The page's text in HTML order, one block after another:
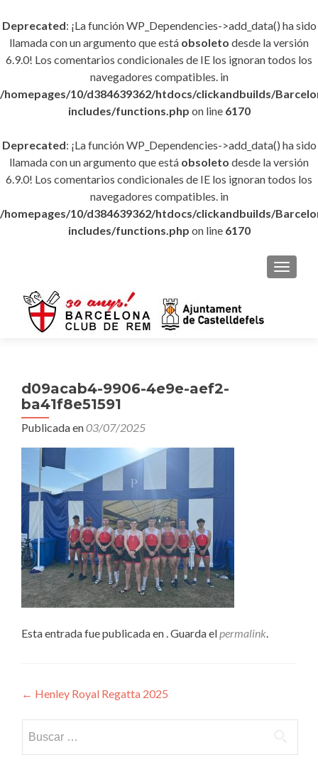
Deprecated: ¡La función WP_Dependencies->add_data() ha sido
llamada con un argumento que está obsoleto desde la versión
6.9.0! Los comentarios condicionales de IE los ignoran todos los
navegadores compatibles. in
/homepages/10/d384639362/htdocs/clickandbuilds/
includes/functions.php on line 6170
Deprecated: ¡La función WP_Dependencies->add_data() ha sido
llamada con un argumento que está obsoleto desde la versión
6.9.0! Los comentarios condicionales de IE los ignoran todos los
navegadores compatibles. in
/homepages/10/d384639362/htdocs/clickandbuilds/
includes/functions.php on line 6170
d09acab4-9906-4e9e-aef2-
ba41f8e51591
Publicada en03/07/2025
Esta entrada fue publicada en . Guarda elpermalink.
Navegación
de
entradas
← Henley Royal Regatta 2025